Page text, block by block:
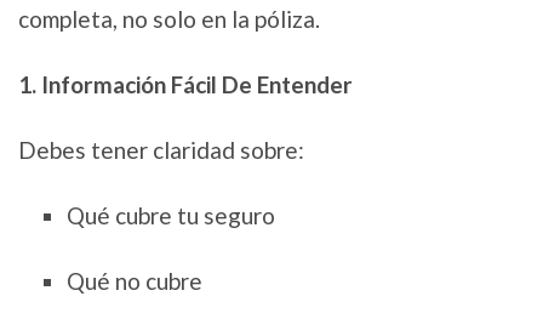
completa, no solo en la póliza.
1. Información Fácil De Entender
Debes tener claridad sobre:
Qué cubre tu seguro
Qué no cubre